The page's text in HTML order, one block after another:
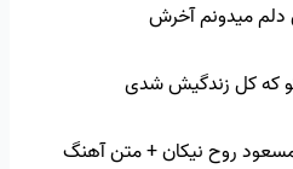
دلم میدونم آخرش
که کل زندگیش شدی
روح نیکان + متن آهنگ